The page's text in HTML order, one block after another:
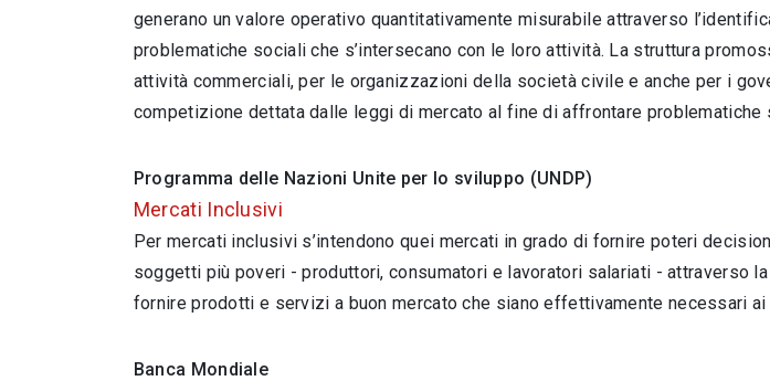
generano un valore operativo quantitativamente misurabile attraverso
problematiche sociali che s’intersecano con le loro attività. La struttura
attività commerciali, per le organizzazioni della società civile e anche per i
competizione dettata dalle leggi di mercato al fine di affrontare problematiche
Programma delle Nazioni Unite per lo sviluppo (UNDP)
Mercati Inclusivi
Per mercati inclusivi s’intendono quei mercati in grado di fornire poteri
soggetti più poveri - produttori, consumatori e lavoratori salariati - attraverso
fornire prodotti e servizi a buon mercato che siano effettivamente necessari
Banca Mondiale